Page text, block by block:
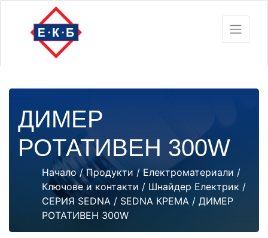
ДИМЕР
РОТАТИВЕН 300W
Начало/Продукти /Електроматериали /
Ключове и контакти / Шнайдер Електрик /
СЕРИЯ SEDNA / SEDNA КРЕМА / ДИМЕР
РОТАТИВЕН 300W